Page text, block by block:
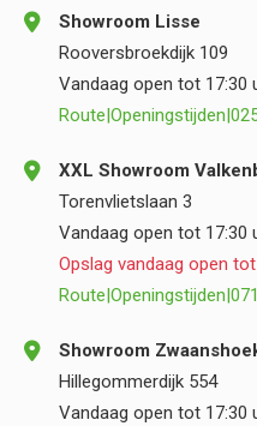
Showroom Lisse
Rooversbroekdijk 109
Vandaag open tot 17:30
Route|Openingstijden|
XXL Showroom
Torenvlietslaan 3
Vandaag open tot 17:30
Opslag vandaag open
Route|Openingstijden|
Showroom
Hillegommerdijk 554
Vandaag open tot 17:30